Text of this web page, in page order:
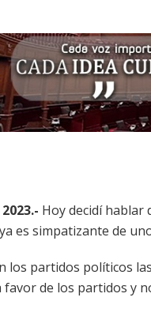
Hoy decidí hablar
es simpatizante de
los partidos políticos
de los partidos y